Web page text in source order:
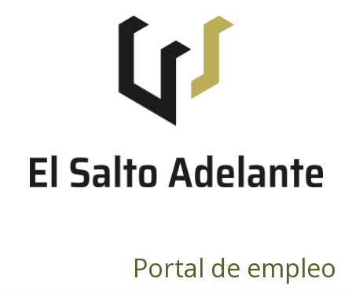
Portal de empleo